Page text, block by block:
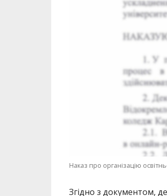
Наказ про організацію
Згідно з документом,